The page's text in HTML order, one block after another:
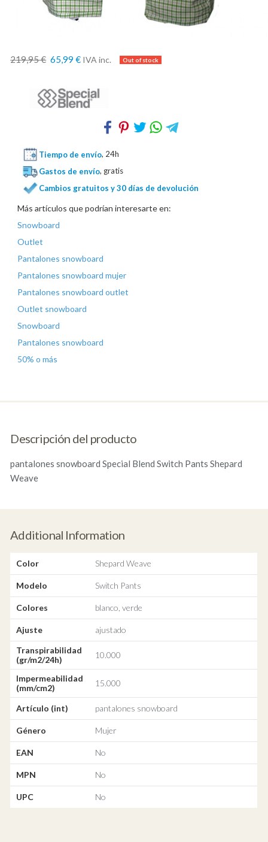
219,95 € 65,99 € IVA inc.
Tiempo de envío, 24h
Gastos de envío, gratis
Cambios gratuitos y 30 días de devolución
Más artículos que podrían interesarte en:
Snowboard
Outlet
Pantalones snowboard
Pantalones snowboard mujer
Pantalones snowboard outlet
Outlet snowboard
Snowboard
Pantalones snowboard
50% o más
Descripción del producto
pantalones snowboard Special Blend Switch Pants Shepard
Weave
Additional Information
Color Shepard Weave
Modelo Switch Pants
Colores blanco, verde
Ajuste
ajustado
Transpirabilidad
(gr/m2/24h)
10.000
Impermeabilidad
(mm/cm2)
15.000
Artículo (int) pantalones snowboard
Género Mujer
EAN No
MPN No
UPC No